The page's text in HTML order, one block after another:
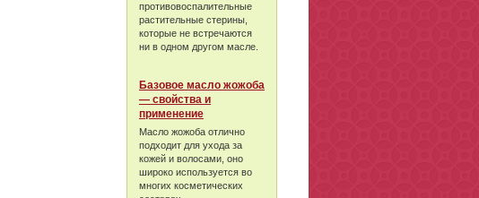
противовоспалительные
растительные стерины,
которые не встречаются
ни в одном другом масле.
Базовое масло жожоба
— свойства и
применение
Масло жожоба отлично
подходит для ухода за
кожей и волосами, оно
широко используется во
многих косметических